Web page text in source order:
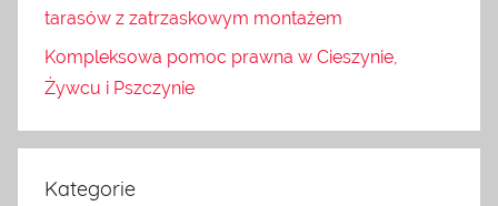
tarasów z zatrzaskowym montażem
Kompleksowa pomoc prawna w Cieszynie,
Żywcu i Pszczynie
Kategorie